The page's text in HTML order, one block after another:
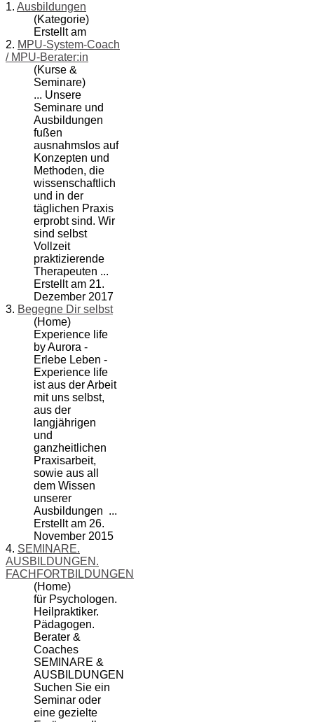
1. Ausbildungen
(Kategorie)
Erstellt am
2. MPU-System-Coach
/ MPU-Berater:in
(Kurse &
Seminare)
... Unsere
Seminare und
Ausbildungen
fußen
ausnahmslos auf
Konzepten und
Methoden, die
wissenschaftlich
und in der
täglichen Praxis
erprobt sind. Wir
sind selbst
Vollzeit
praktizierende
Therapeuten ...
Erstellt am 21.
Dezember 2017
3. Begegne Dir selbst
(Home)
Experience life
by Aurora -
Erlebe Leben -
Experience life
ist aus der Arbeit
mit uns selbst,
aus der
langjährigen
und
ganzheitlichen
Praxisarbeit,
sowie aus all
dem Wissen
unserer
Ausbildungen ...
Erstellt am 26.
November 2015
4. SEMINARE.
AUSBILDUNGEN.
FACHFORTBILDUNGEN
(Home)
für Psychologen.
Heilpraktiker.
Pädagogen.
Berater &
Coaches
SEMINARE &
AUSBILDUNGEN
Suchen Sie ein
Seminar oder
eine gezielte